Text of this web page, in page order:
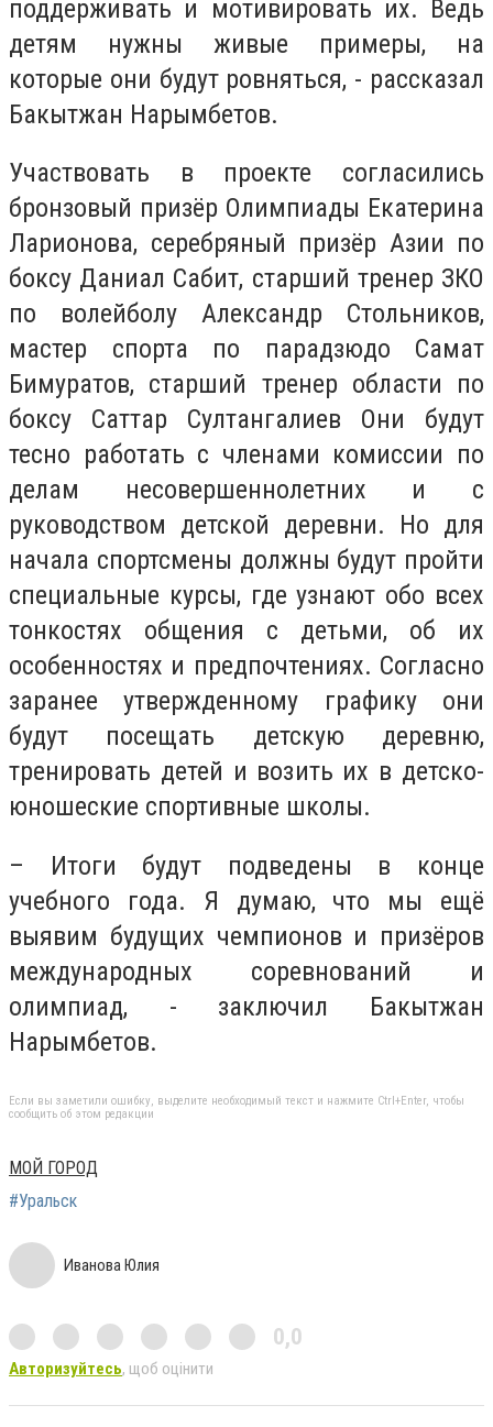
поддерживать и мотивировать их. Ведь
детям нужны живые примеры, на
которые они будут ровняться, - рассказал
Бакытжан Нарымбетов.
Участвовать в проекте согласились
бронзовый призёр Олимпиады Екатерина
Ларионова, серебряный призёр Азии по
боксу Даниал Сабит, старший тренер ЗКО
по волейболу Александр Стольников,
мастер спорта по парадзюдо Самат
Бимуратов, старший тренер области по
боксу Саттар Султангалиев Они будут
тесно работать с членами комиссии по
делам несовершеннолетних и с
руководством детской деревни. Но для
начала спортсмены должны будут пройти
специальные курсы, где узнают обо всех
тонкостях общения с детьми, об их
особенностях и предпочтениях. Согласно
заранее утвержденному графику они
будут посещать детскую деревню,
тренировать детей и возить их в детско-
юношеские спортивные школы.
– Итоги будут подведены в конце
учебного года. Я думаю, что мы ещё
выявим будущих чемпионов и призёров
международных соревнований и
олимпиад, - заключил Бакытжан
Нарымбетов.
Если вы заметили ошибку, выделите необходимый текст и нажмите Ctrl+Enter, чтобы
сообщить об этом редакции
МОЙ ГОРОД
#Уральск
Иванова Юлия
0,0
Авторизуйтесь, щоб оцінити